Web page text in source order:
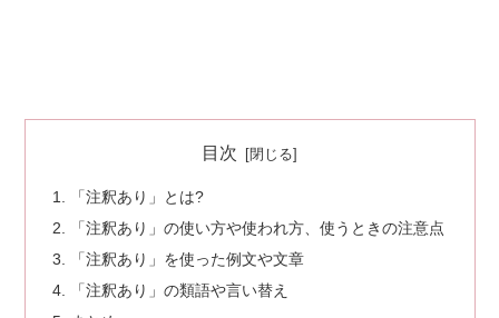
目次
「注釈あり」とは?
「注釈あり」の使い方や使われ方、使うときの注意点
「注釈あり」を使った例文や文章
「注釈あり」の類語や言い替え